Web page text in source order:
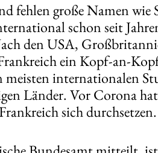
fehlen große Namen
schon seit
den USA,
ein Kopf-an-
internationalen
Länder. Vor Corona
sich